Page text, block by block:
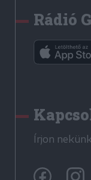
Rádió
Írjon nekünk